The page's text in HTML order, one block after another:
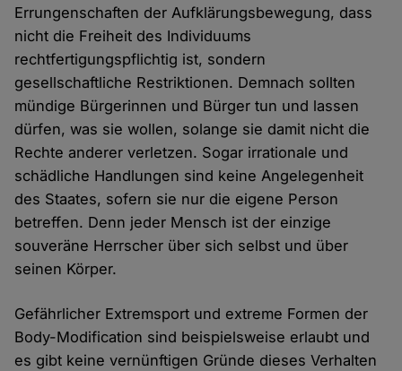
Errungenschaften der Aufklärungsbewegung, dass
nicht die Freiheit des Individuums
rechtfertigungspflichtig ist, sondern
gesellschaftliche Restriktionen. Demnach sollten
mündige Bürgerinnen und Bürger tun und lassen
dürfen, was sie wollen, solange sie damit nicht die
Rechte anderer verletzen. Sogar irrationale und
schädliche Handlungen sind keine Angelegenheit
des Staates, sofern sie nur die eigene Person
betreffen. Denn jeder Mensch ist der einzige
souveräne Herrscher über sich selbst und über
seinen Körper.
Gefährlicher Extremsport und extreme Formen der
Body-Modification sind beispielsweise erlaubt und
es gibt keine vernünftigen Gründe dieses Verhalten